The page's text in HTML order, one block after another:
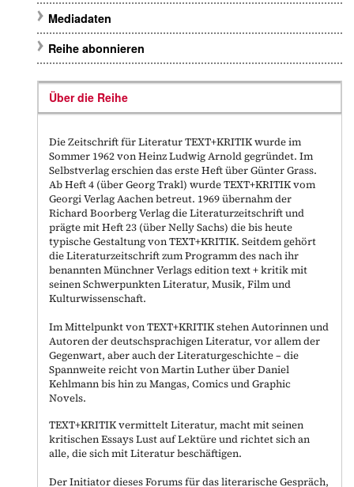
Mediadaten
Reihe abonnieren
Über die Reihe
Die Zeitschrift für Literatur TEXT+KRITIK wurde im
Sommer 1962 von Heinz Ludwig Arnold gegründet. Im
Selbstverlag erschien das erste Heft über Günter Grass.
Ab Heft 4 (über Georg Trakl) wurde TEXT+KRITIK vom
Georgi Verlag Aachen betreut. 1969 übernahm der
Richard Boorberg Verlag die Literaturzeitschrift und
prägte mit Heft 23 (über Nelly Sachs) die bis heute
typische Gestaltung von TEXT+KRITIK. Seitdem gehört
die Literaturzeitschrift zum Programm des nach ihr
benannten Münchner Verlags edition text + kritik mit
seinen Schwerpunkten Literatur, Musik, Film und
Kulturwissenschaft.
Im Mittelpunkt von TEXT+KRITIK stehen Autorinnen und
Autoren der deutschsprachigen Literatur, vor allem der
Gegenwart, aber auch der Literaturgeschichte – die
Spannweite reicht von Martin Luther über Daniel
Kehlmann bis hin zu Mangas, Comics und Graphic
Novels.
TEXT+KRITIK vermittelt Literatur, macht mit seinen
kritischen Essays Lust auf Lektüre und richtet sich an
alle, die sich mit Literatur beschäftigen.
Der Initiator dieses Forums für das literarische Gespräch,